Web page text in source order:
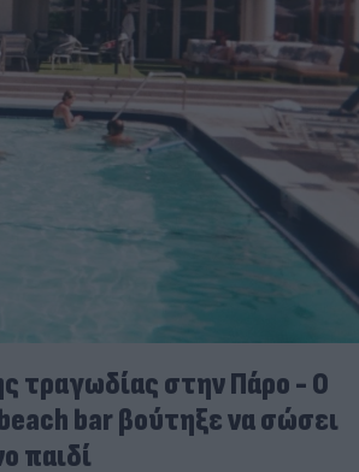
τραγωδίας στην Πάρο - Ο
bar βούτηξε να σώσει
παιδί